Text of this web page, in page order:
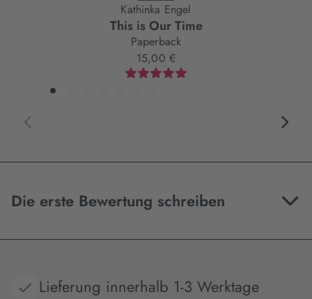
Kathinka Engel
This is Our Time
Paperback
15,00 €
Die erste Bewertung schreiben
Lieferung innerhalb 1-3 Werktage